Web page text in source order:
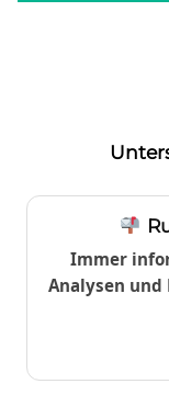
Immer
Analysen